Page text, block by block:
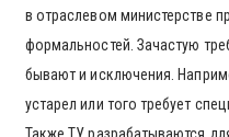
в отраслевом министерстве
формальностей. Зачастую
бывают и исключения.
устарел или того требует
Также ТУ разрабатываются